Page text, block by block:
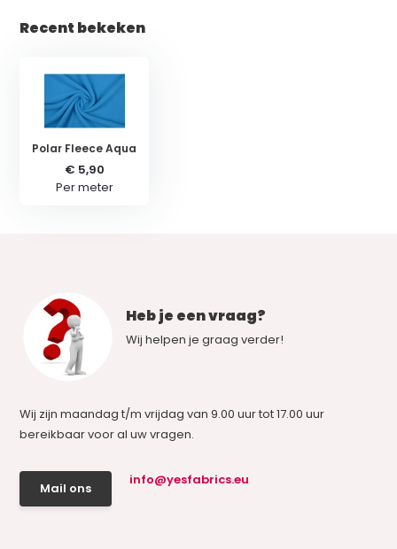
Recent bekeken
Polar Fleece Aqua
€ 5,90
Per meter
Heb je een vraag?
Wij helpen je graag verder!
Wij zijn maandag t/m vrijdag van 9.00 uur tot 17.00 uur
bereikbaar voor al uw vragen.
Mail ons
info@yesfabrics.eu